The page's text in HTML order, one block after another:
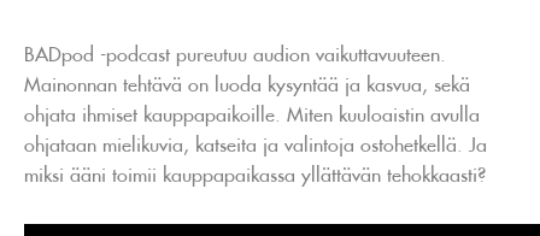
BADpod -podcast pureutuu audion vaikuttavuuteen.
Mainonnan tehtävä on luoda kysyntää ja kasvua, sekä
ohjata ihmiset kauppapaikoille. Miten kuuloaistin avulla
ohjataan mielikuvia, katseita ja valintoja ostohetkellä. Ja
miksi ääni toimii kauppapaikassa yllättävän tehokkaasti?